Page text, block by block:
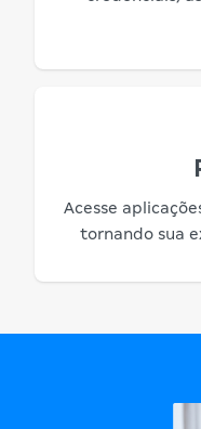
Acesse
tornando sua